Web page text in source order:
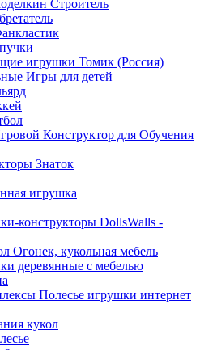
Строитель
игрушки Томик (Россия)
Игры для детей
Конструктор для Обучения
Знаток
игрушка
конструкторы DollsWalls -
Огонек, кукольная мебель
деревянные с мебелью
Полесье игрушки интернет
кукол